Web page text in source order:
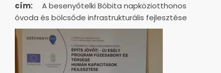
cím:
A besenyőtelki Bóbita napköziotthonos
óvoda és bölcsőde infrastrukturális fejlesztése